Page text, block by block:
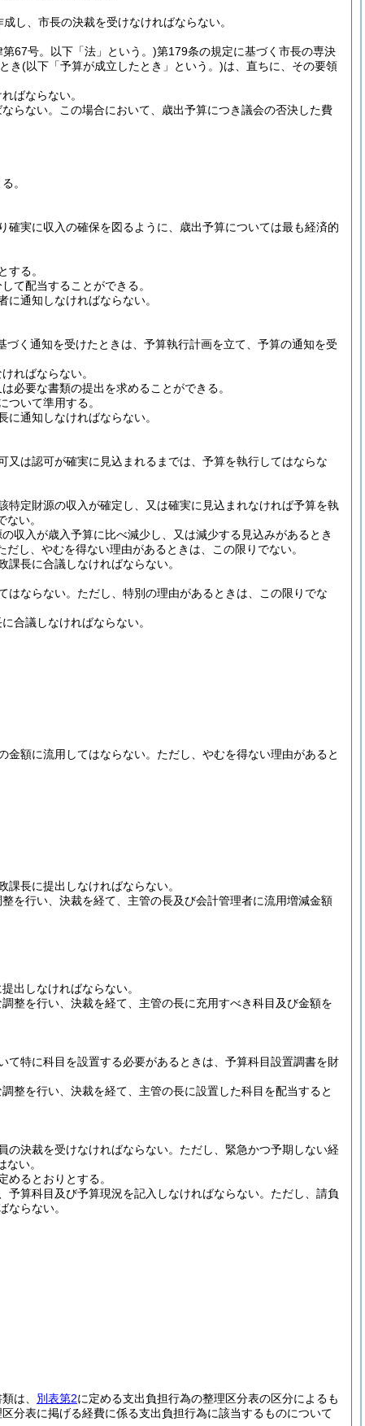
し、市長の決裁を受けなければならない。
67号。以下「法」という。)第179条の規定に基づく市長の専決
き(以下「予算が成立したとき」という。)は、直ちに、その要領
ばならない。
らない。
この場合において、歳出予算につき議会の否決した費
。
実に収入の確保を図るように、歳出予算については最も経済的
する。
て配当することができる。
通知しなければならない。
づく通知を受けたときは、予算執行計画を立て、予算の通知を受
ればならない。
必要な書類の提出を求めることができる。
いて準用する。
通知しなければならない。
は認可が確実に見込まれるまでは、予算を執行してはならな
定財源の収入が確定し、又は確実に見込まれなければ予算を執
い。
収入が歳入予算に比べ減少し、又は減少する見込みがあるとき
だし、やむを得ない理由があるときは、この限りでない。
長に合議しなければならない。
ならない。 ただし、特別の理由があるときは、この限りでな
合議しなければならない。
額に流用してはならない。 ただし、やむを得ない理由があると
長に提出しなければならない。
を行い、決裁を経て、主管の長及び会計管理者に流用増減金額
出しなければならない。
整を行い、決裁を経て、主管の長に充用すべき科目及び金額を
特に科目を設置する必要があるときは、予算科目設置調書を財
整を行い、決裁を経て、主管の長に設置した科目を配当すると
決裁を受けなければならない。 ただし、緊急かつ予期しない経
い。
めるとおりとする。
算科目及び予算現況を記入しなければならない。 ただし、請負
ならない。
は、 別表第2に定める支出負担行為の整理区分表の区分によるも
分表に掲げる経費に係る支出負担行為に該当するものについて